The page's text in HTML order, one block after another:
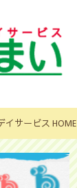
イサービス HOME